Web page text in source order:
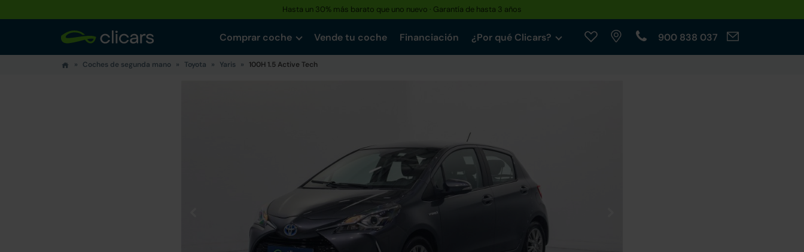
Hasta un 30% más barato que uno nuevo · Garantía de hasta 3 años
Comprar coche Vende tu coche Financiación ¿Por qué Clicars? 900 838 037
Coches de segunda mano Toyota Yaris 100H 1.5 Active Tech